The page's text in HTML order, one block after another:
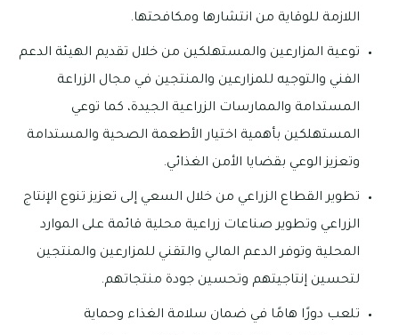
اللازمة للوقاية من انتشارها ومكافحتها.
توعية المزارعين والمستهلكين من خلال تقديم الهيئة الدعم
الفني والتوجيه للمزارعين والمنتجين في مجال الزراعة
المستدامة والممارسات الزراعية الجيدة، كما توعي
المستهلكين بأهمية اختيار الأطعمة الصحية والمستدامة
وتعزيز الوعي بقضايا الأمن الغذائي.
تطوير القطاع الزراعي من خلال السعي إلى تعزيز تنوع الإنتاج
الزراعي وتطوير صناعات زراعية محلية قائمة على الموارد
المحلية وتوفر الدعم المالي والتقني للمزارعين والمنتجين
لتحسين إنتاجيتهم وتحسين جودة منتجاتهم.
تلعب دورًا هامًا في ضمان سلامة الغذاء وحماية